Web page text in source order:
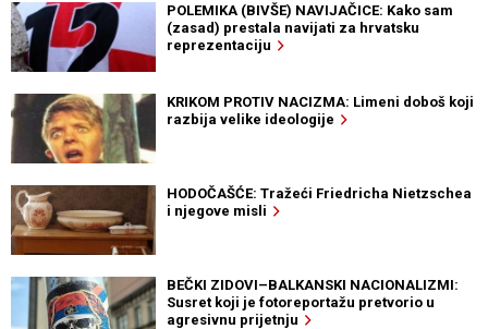
POLEMIKA (BIVŠE) NAVIJAČICE: Kako sam
(zasad) prestala navijati za hrvatsku
reprezentaciju
KRIKOM PROTIV NACIZMA: Limeni doboš koji
razbija velike ideologije
HODOČAŠĆE: Tražeći Friedricha Nietzschea
i njegove misli
BEČKI ZIDOVI–BALKANSKI NACIONALIZMI:
Susret koji je fotoreportažu pretvorio u
agresivnu prijetnju